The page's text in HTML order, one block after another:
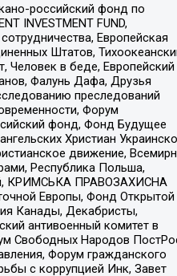
российский фонд по
INVESTMENT FUND,
Европейская
Штатов,
Человек в беде, Европейский
Фалунь Дафа, Друзья
преследований
Форум
фонд, Фонд Будущее
Христиан
движение,
Республика Польша,
КРИМСЬКА ПРАВОЗАХИСНА
Европы, Фонд Открытой
Канады, Декабристы,
антивоенный комитет в
Свободных Народов
Форум гражданского
с коррупцией Инк, Завет